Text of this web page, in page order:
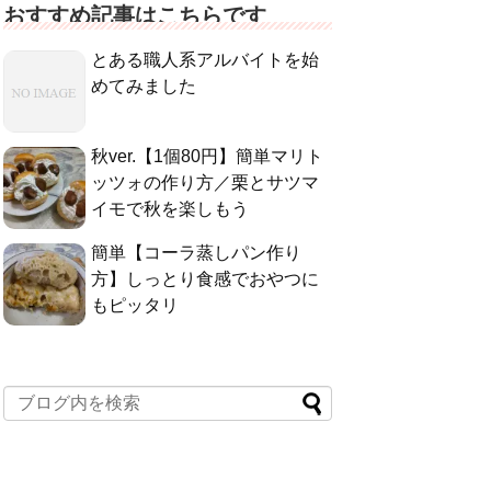
おすすめ記事はこちらです
とある職人系アルバイトを始
めてみました
秋ver.【1個80円】簡単マリト
ッツォの作り方／栗とサツマ
イモで秋を楽しもう
簡単【コーラ蒸しパン作り
方】しっとり食感でおやつに
もピッタリ